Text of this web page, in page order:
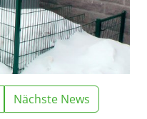
Nächste News